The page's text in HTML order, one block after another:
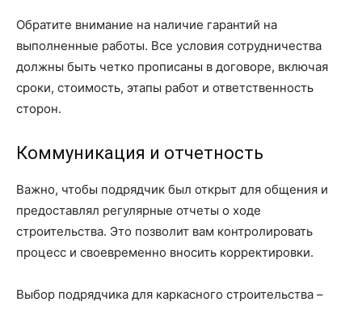
Обратите внимание на наличие гарантий на
выполненные работы. Все условия сотрудничества
должны быть четко прописаны в договоре, включая
сроки, стоимость, этапы работ и ответственность
сторон.
Коммуникация и отчетность
Важно, чтобы подрядчик был открыт для общения и
предоставлял регулярные отчеты о ходе
строительства. Это позволит вам контролировать
процесс и своевременно вносить корректировки.
Выбор подрядчика для каркасного строительства –